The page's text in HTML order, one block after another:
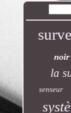
noir
la
senseur